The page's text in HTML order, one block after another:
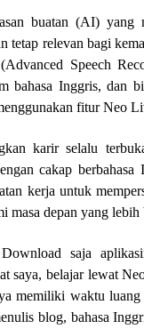
buatan (AI) yang
tetap relevan bagi
Speech
bahasa Inggris, dan
fitur Neo
karir selalu
cakap berbahasa
kerja untuk
masa depan yang lebih
saja
saya, belajar lewat
memiliki waktu luang
blog, bahasa